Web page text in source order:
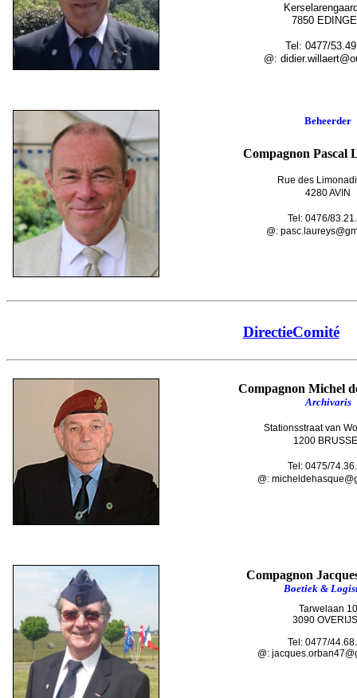
7850
Tel: 0477/
@:
Beheerder
Compagnon Pascal
Rue des
4280 AVIN
Tel: 0476/
@:
DirectieComité
Compagnon Michel
Archivaris
Stationsstraat van
1200
Tel: 0475/
@:
Compagnon
Boetiek &
Tarwelaan 10
3090
Tel: 0477/
@: